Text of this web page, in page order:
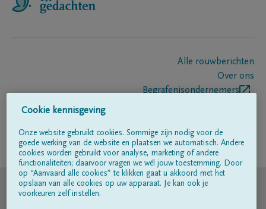
Alle rouwberichten
Over ons
Begrafenisondernemers
Volg ons op
© DELA
Cookie kennisgeving
Onze website gebruikt cookies. Sommige zijn nodig voor de
goede werking van de website en plaatsen we automatisch. Andere
cookies worden gebruikt voor analyse, marketing of andere
functionaliteiten; daarvoor vragen we wél jouw toestemming. Door
op “Aanvaard alle cookies” te klikken gaat u akkoord met het
opslaan van alle cookies op uw apparaat. Je kan ook je
voorkeuren zelf instellen.